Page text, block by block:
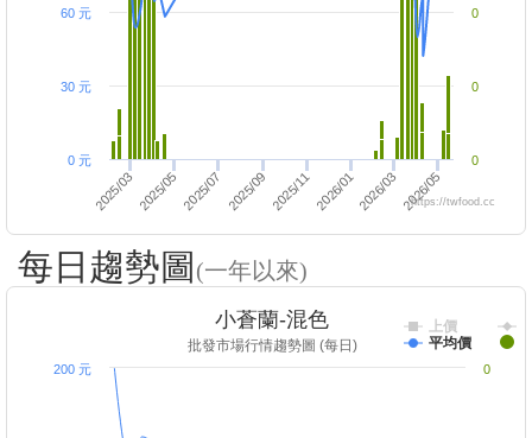
2025/032025/052025/07 2025/092025/112026/012026/032026/05
0 元
30 元
60 元
0
0
0
https://twfood.cc
每日趨勢圖 (一年以來)
小蒼蘭-混色
批發市場行情趨勢圖 (每日)
上價
平均價
200 元 0